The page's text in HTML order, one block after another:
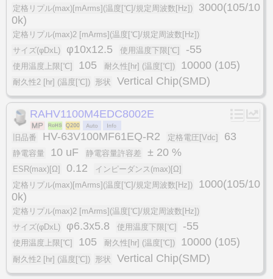
定格リプル(max)[mArms](温度[℃]/規定周波数[Hz])
3000(105/10
0k)
定格リプル(max)2 [mArms](温度[℃]/規定周波数[Hz])
サイズ(φDxL)
φ10x12.5 使用温度下限[℃] -55
使用温度上限[℃] 105 耐久性[hr] (温度[℃]) 10000 (105)
耐久性2 [hr] (温度[℃]) 形状 Vertical Chip(SMD)
RAHV1100M4EDC8002E
旧品番 HV-63V100MF61EQ-R2 定格電圧[Vdc] 63
静電容量 10 uF 静電容量許容差 ± 20 %
ESR(max)[Ω] 0.12
インピーダンス(max)[Ω]
定格リプル(max)[mArms](温度[℃]/規定周波数[Hz])
1000(105/10
0k)
定格リプル(max)2 [mArms](温度[℃]/規定周波数[Hz])
サイズ(φDxL)
φ6.3x5.8 使用温度下限[℃] -55
使用温度上限[℃] 105 耐久性[hr] (温度[℃]) 10000 (105)
耐久性2 [hr] (温度[℃]) 形状 Vertical Chip(SMD)